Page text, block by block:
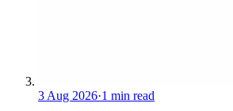
3 Aug 2026·1 min read